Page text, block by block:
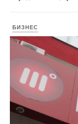
БИЗНЕС